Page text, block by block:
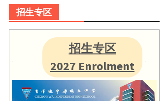
招生专区
招生专区
2027 Enrolment